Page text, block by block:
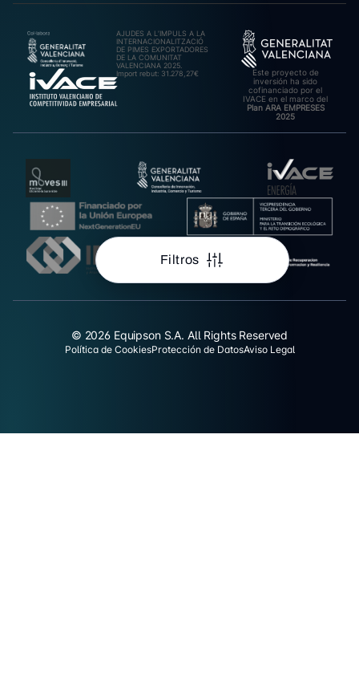
Filtros
AJUDES A L’IMPULS A LA
INTERNACIONALITZACIÓ
DE PIMES EXPORTADORES
DE LA COMUNITAT
VALENCIANA 2025.
Import rebut: 31.278,27€
Este proyecto de
inversión ha sido
cofinanciado por el
IVACE en el marco del
Plan ARA EMPRESES
2025
© 2026 Equipson S.A. All Rights Reserved
Política de CookiesProtección de DatosAviso Legal